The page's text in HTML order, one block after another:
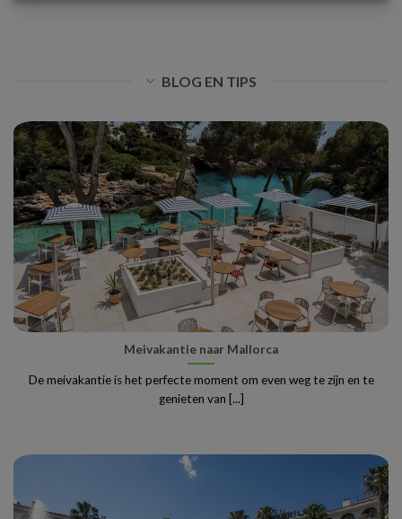
BLOG EN TIPS
Meivakantie naar Mallorca
De meivakantie is het perfecte moment om even weg te zijn en te
genieten van [...]